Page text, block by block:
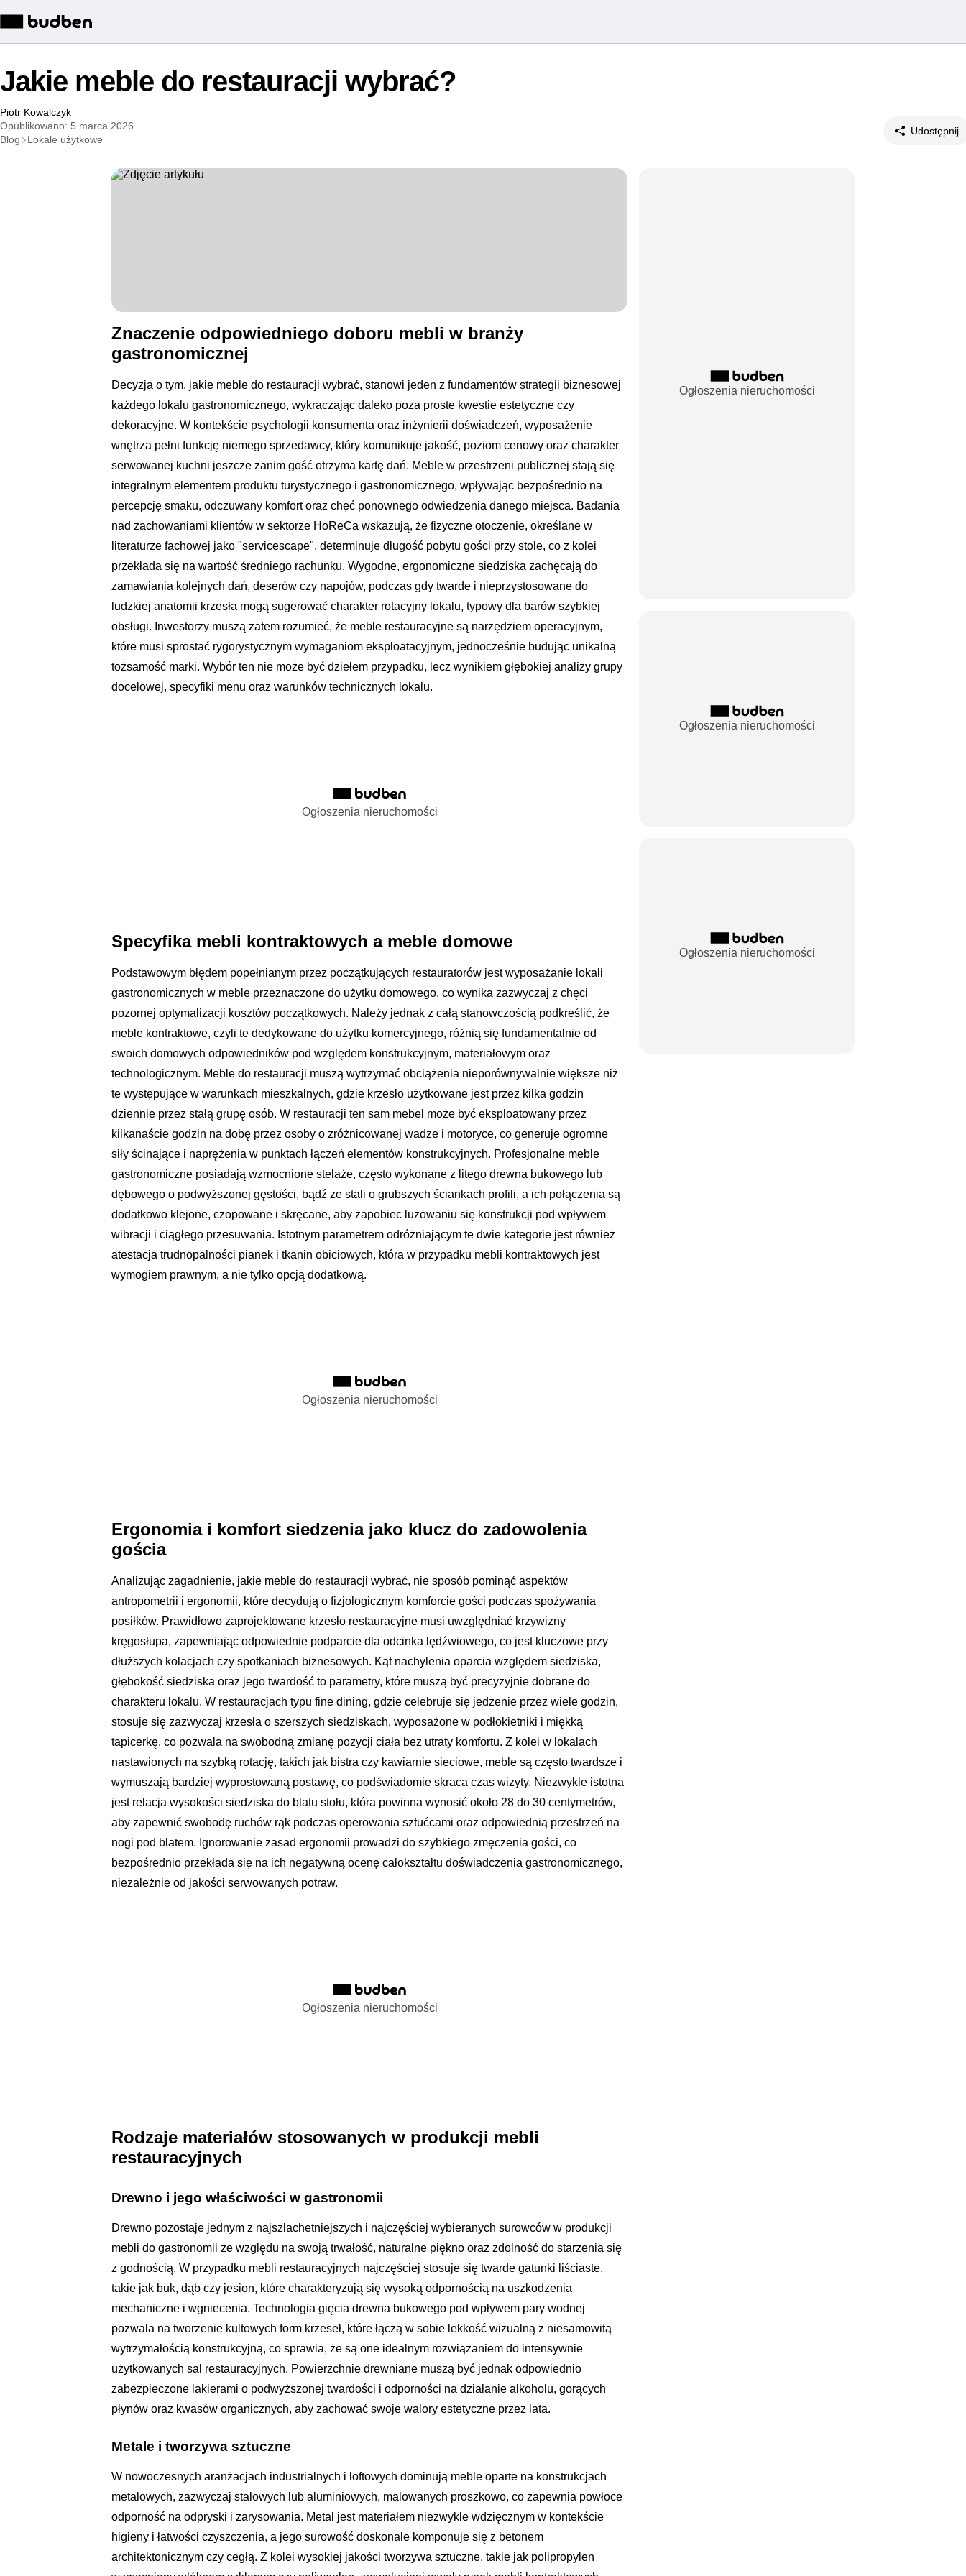
Jakie meble do restauracji wybrać?
Piotr Kowalczyk
Opublikowano: 5 marca 2026
Blog
Lokale użytkowe
Udostępnij
Znaczenie odpowiedniego doboru mebli w branży
gastronomicznej
Decyzja o tym, jakie meble do restauracji wybrać, stanowi jeden z fundamentów strategii biznesowej
każdego lokalu gastronomicznego, wykraczając daleko poza proste kwestie estetyczne czy
dekoracyjne. W kontekście psychologii konsumenta oraz inżynierii doświadczeń, wyposażenie
wnętrza pełni funkcję niemego sprzedawcy, który komunikuje jakość, poziom cenowy oraz charakter
serwowanej kuchni jeszcze zanim gość otrzyma kartę dań. Meble w przestrzeni publicznej stają się
integralnym elementem produktu turystycznego i gastronomicznego, wpływając bezpośrednio na
percepcję smaku, odczuwany komfort oraz chęć ponownego odwiedzenia danego miejsca. Badania
nad zachowaniami klientów w sektorze HoReCa wskazują, że fizyczne otoczenie, określane w
literaturze fachowej jako "servicescape", determinuje długość pobytu gości przy stole, co z kolei
przekłada się na wartość średniego rachunku. Wygodne, ergonomiczne siedziska zachęcają do
zamawiania kolejnych dań, deserów czy napojów, podczas gdy twarde i nieprzystosowane do
ludzkiej anatomii krzesła mogą sugerować charakter rotacyjny lokalu, typowy dla barów szybkiej
obsługi. Inwestorzy muszą zatem rozumieć, że meble restauracyjne są narzędziem operacyjnym,
które musi sprostać rygorystycznym wymaganiom eksploatacyjnym, jednocześnie budując unikalną
tożsamość marki. Wybór ten nie może być dziełem przypadku, lecz wynikiem głębokiej analizy grupy
docelowej, specyfiki menu oraz warunków technicznych lokalu.
Ogłoszenia nieruchomości
Specyfika mebli kontraktowych a meble domowe
Podstawowym błędem popełnianym przez początkujących restauratorów jest wyposażanie lokali
gastronomicznych w meble przeznaczone do użytku domowego, co wynika zazwyczaj z chęci
pozornej optymalizacji kosztów początkowych. Należy jednak z całą stanowczością podkreślić, że
meble kontraktowe, czyli te dedykowane do użytku komercyjnego, różnią się fundamentalnie od
swoich domowych odpowiedników pod względem konstrukcyjnym, materiałowym oraz
technologicznym. Meble do restauracji muszą wytrzymać obciążenia nieporównywalnie większe niż
te występujące w warunkach mieszkalnych, gdzie krzesło użytkowane jest przez kilka godzin
dziennie przez stałą grupę osób. W restauracji ten sam mebel może być eksploatowany przez
kilkanaście godzin na dobę przez osoby o zróżnicowanej wadze i motoryce, co generuje ogromne
siły ścinające i naprężenia w punktach łączeń elementów konstrukcyjnych. Profesjonalne meble
gastronomiczne posiadają wzmocnione stelaże, często wykonane z litego drewna bukowego lub
dębowego o podwyższonej gęstości, bądź ze stali o grubszych ściankach profili, a ich połączenia są
dodatkowo klejone, czopowane i skręcane, aby zapobiec luzowaniu się konstrukcji pod wpływem
wibracji i ciągłego przesuwania. Istotnym parametrem odróżniającym te dwie kategorie jest również
atestacja trudnopalności pianek i tkanin obiciowych, która w przypadku mebli kontraktowych jest
wymogiem prawnym, a nie tylko opcją dodatkową.
Ogłoszenia nieruchomości
Ergonomia i komfort siedzenia jako klucz do zadowolenia
gościa
Analizując zagadnienie, jakie meble do restauracji wybrać, nie sposób pominąć aspektów
antropometrii i ergonomii, które decydują o fizjologicznym komforcie gości podczas spożywania
posiłków. Prawidłowo zaprojektowane krzesło restauracyjne musi uwzględniać krzywizny
kręgosłupa, zapewniając odpowiednie podparcie dla odcinka lędźwiowego, co jest kluczowe przy
dłuższych kolacjach czy spotkaniach biznesowych. Kąt nachylenia oparcia względem siedziska,
głębokość siedziska oraz jego twardość to parametry, które muszą być precyzyjnie dobrane do
charakteru lokalu. W restauracjach typu fine dining, gdzie celebruje się jedzenie przez wiele godzin,
stosuje się zazwyczaj krzesła o szerszych siedziskach, wyposażone w podłokietniki i miękką
tapicerkę, co pozwala na swobodną zmianę pozycji ciała bez utraty komfortu. Z kolei w lokalach
nastawionych na szybką rotację, takich jak bistra czy kawiarnie sieciowe, meble są często twardsze i
wymuszają bardziej wyprostowaną postawę, co podświadomie skraca czas wizyty. Niezwykle istotna
jest relacja wysokości siedziska do blatu stołu, która powinna wynosić około 28 do 30 centymetrów,
aby zapewnić swobodę ruchów rąk podczas operowania sztućcami oraz odpowiednią przestrzeń na
nogi pod blatem. Ignorowanie zasad ergonomii prowadzi do szybkiego zmęczenia gości, co
bezpośrednio przekłada się na ich negatywną ocenę całokształtu doświadczenia gastronomicznego,
niezależnie od jakości serwowanych potraw.
Ogłoszenia nieruchomości
Rodzaje materiałów stosowanych w produkcji mebli
restauracyjnych
Drewno i jego właściwości w gastronomii
Drewno pozostaje jednym z najszlachetniejszych i najczęściej wybieranych surowców w produkcji
mebli do gastronomii ze względu na swoją trwałość, naturalne piękno oraz zdolność do starzenia się
z godnością. W przypadku mebli restauracyjnych najczęściej stosuje się twarde gatunki liściaste,
takie jak buk, dąb czy jesion, które charakteryzują się wysoką odpornością na uszkodzenia
mechaniczne i wgniecenia. Technologia gięcia drewna bukowego pod wpływem pary wodnej
pozwala na tworzenie kultowych form krzeseł, które łączą w sobie lekkość wizualną z niesamowitą
wytrzymałością konstrukcyjną, co sprawia, że są one idealnym rozwiązaniem do intensywnie
użytkowanych sal restauracyjnych. Powierzchnie drewniane muszą być jednak odpowiednio
zabezpieczone lakierami o podwyższonej twardości i odporności na działanie alkoholu, gorących
płynów oraz kwasów organicznych, aby zachować swoje walory estetyczne przez lata.
Metale i tworzywa sztuczne
W nowoczesnych aranżacjach industrialnych i loftowych dominują meble oparte na konstrukcjach
metalowych, zazwyczaj stalowych lub aluminiowych, malowanych proszkowo, co zapewnia powłoce
odporność na odpryski i zarysowania. Metal jest materiałem niezwykle wdzięcznym w kontekście
higieny i łatwości czyszczenia, a jego surowość doskonale komponuje się z betonem
architektonicznym czy cegłą. Z kolei wysokiej jakości tworzywa sztuczne, takie jak polipropylen
Ogłoszenia nieruchomości
Ogłoszenia nieruchomości
Ogłoszenia nieruchomości